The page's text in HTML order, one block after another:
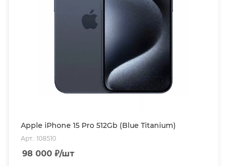
Apple iPhone 15 Pro 512Gb (Blue Titanium)
Арт.: 108510
98 000 ₽/шт